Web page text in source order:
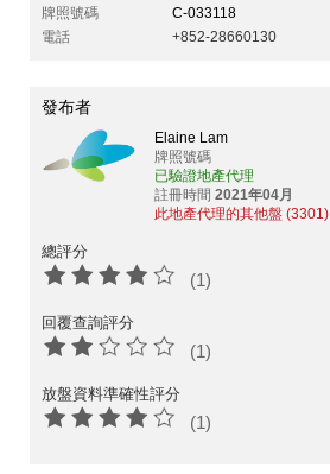
牌照號碼
C-033118
電話
+852-28660130
發布者
Elaine Lam
牌照號碼
已驗證地產代理
註冊時間 2021年04月
此地產代理的其他盤 (3301)
總評分
(1)
回覆查詢評分
(1)
放盤資料準確性評分
(1)